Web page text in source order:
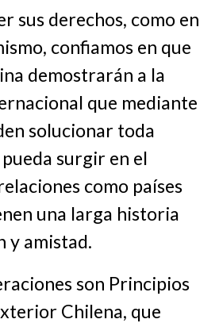
sus derechos, como en
confiamos en que
demostrarán a la
que mediante
solucionar toda
surgir en el
como países
una larga historia
y amistad.
son Principios
Chilena, que